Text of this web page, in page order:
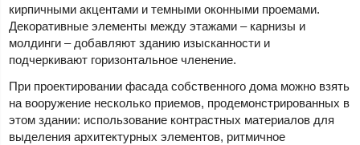
кирпичными акцентами и темными оконными проемами.
Декоративные элементы между этажами – карнизы и
молдинги – добавляют зданию изысканности и
подчеркивают горизонтальное членение.
При проектировании фасада собственного дома можно взять
на вооружение несколько приемов, продемонстрированных в
этом здании: использование контрастных материалов для
выделения архитектурных элементов, ритмичное